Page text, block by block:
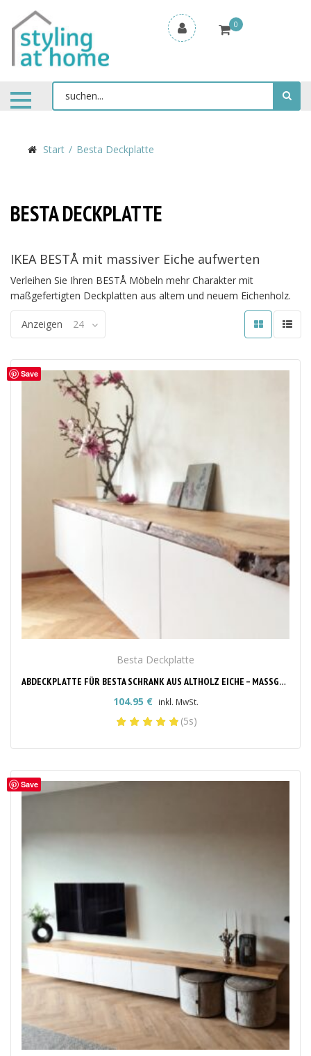
0
Start Besta Deckplatte
BESTA DECKPLATTE
IKEA BESTÅ mit massiver Eiche aufwerten
Verleihen Sie Ihren BESTÅ Möbeln mehr Charakter mit
maßgefertigten Deckplatten aus altem und neuem Eichenholz.
Anzeigen 24
Save
Besta Deckplatte
ABDECKPLATTE FÜR BESTA SCHRANK AUS ALTHOLZ EICHE – MASSGEFERTIGT & STILVOLL
104.95 € inkl. MwSt.
(5s)
Save